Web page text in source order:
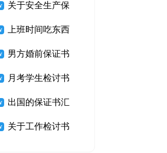
证书三篇
关于安全生产保
证书汇总九篇
上班时间吃东西
检讨书
男方婚前保证书
月考学生检讨书
汇编6篇
出国的保证书汇
编七篇
关于工作检讨书